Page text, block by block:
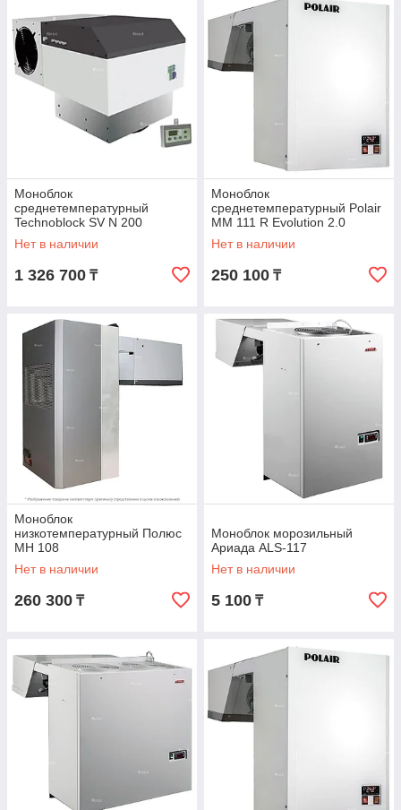
Моноблок
среднетемпературный
Technoblock SV N 200
Нет в наличии
1 326 700 ₸
Моноблок
среднетемпературный Polair
MM 111 R Evolution 2.0
Нет в наличии
250 100 ₸
Моноблок
низкотемпературный Полюс
MН 108
Нет в наличии
260 300 ₸
Моноблок морозильный
Ариада ALS-117
Нет в наличии
5 100 ₸